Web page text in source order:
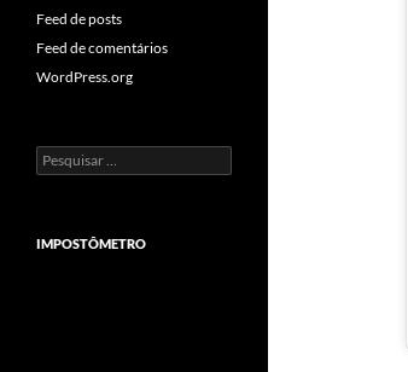
Feed de posts
Feed de comentários
WordPress.org
Pesquisar
por:
IMPOSTÔMETRO